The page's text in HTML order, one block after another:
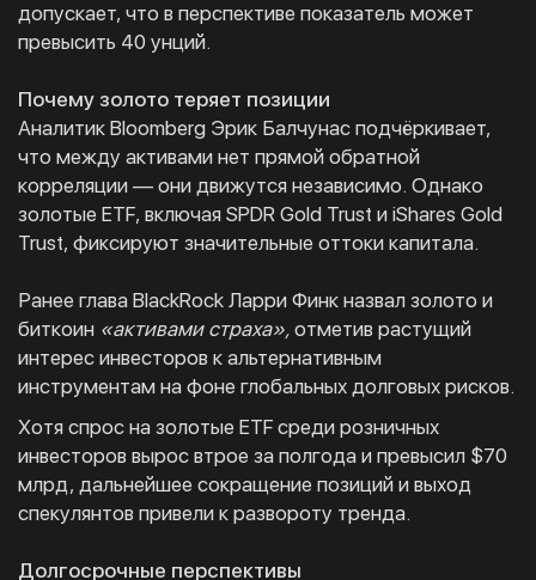
допускает, что в перспективе показатель может
превысить 40 унций.
Почему золото теряет позиции
Аналитик Bloomberg Эрик Балчунас подчёркивает,
что между активами нет прямой обратной
корреляции — они движутся независимо. Однако
золотые ETF, включая SPDR Gold Trust и iShares Gold
Trust, фиксируют значительные оттоки капитала.
Ранее глава BlackRock Ларри Финк назвал золото и
биткоин «активами страха», отметив растущий
интерес инвесторов к альтернативным
инструментам на фоне глобальных долговых рисков.
Хотя спрос на золотые ETF среди розничных
инвесторов вырос втрое за полгода и превысил $70
млрд, дальнейшее сокращение позиций и выход
спекулянтов привели к развороту тренда.
Долгосрочные перспективы